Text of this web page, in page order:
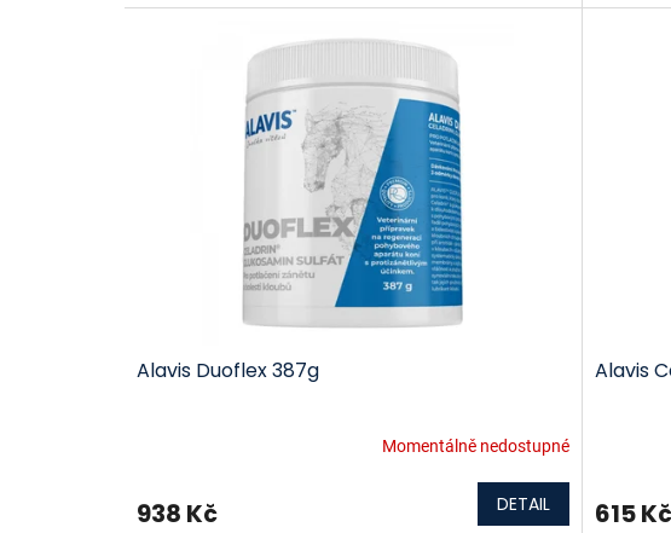
Alavis Duoflex 387g
Momentálně nedostupné
938 Kč DETAIL
Alavis
615 Kč